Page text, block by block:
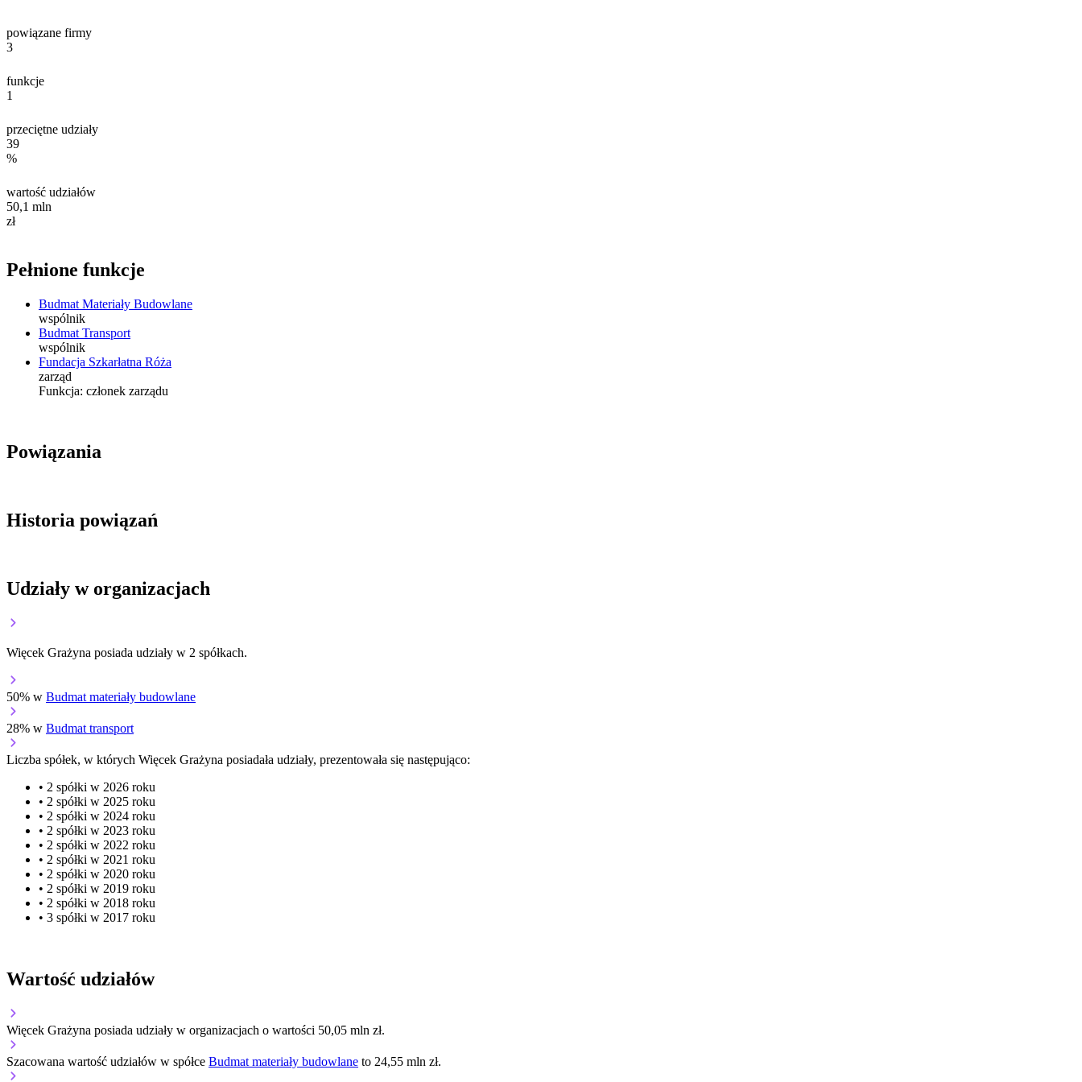
powiązane firmy
3
funkcje
1
przeciętne udziały
39
%
wartość udziałów
50,1 mln
zł
Pełnione funkcje
Budmat Materiały Budowlane
wspólnik
Budmat Transport
wspólnik
Fundacja Szkarłatna Róża
zarząd
Funkcja: członek zarządu
Powiązania
Historia powiązań
Udziały w organizacjach
Więcek Grażyna posiada udziały w 2 spółkach.
50% w Budmat materiały budowlane
28% w Budmat transport
Liczba spółek, w których Więcek Grażyna posiadała udziały, prezentowała się następująco:
• 2 spółki w 2026 roku
• 2 spółki w 2025 roku
• 2 spółki w 2024 roku
• 2 spółki w 2023 roku
• 2 spółki w 2022 roku
• 2 spółki w 2021 roku
• 2 spółki w 2020 roku
• 2 spółki w 2019 roku
• 2 spółki w 2018 roku
• 3 spółki w 2017 roku
Wartość udziałów
Więcek Grażyna posiada udziały w organizacjach o wartości 50,05 mln zł.
Szacowana wartość udziałów w spółce Budmat materiały budowlane to 24,55 mln zł.